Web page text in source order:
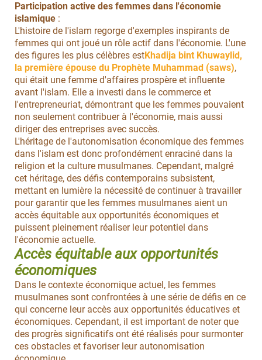
Participation active des femmes dans l'économie
islamique :
L'histoire de l'islam regorge d'exemples inspirants de
femmes qui ont joué un rôle actif dans l'économie. L'une
des figures les plus célèbres estKhadija bint Khuwaylid,
la première épouse du Prophète Muhammad (saws),
qui était une femme d'affaires prospère et influente
avant l'islam. Elle a investi dans le commerce et
l'entrepreneuriat, démontrant que les femmes pouvaient
non seulement contribuer à l'économie, mais aussi
diriger des entreprises avec succès.
L'héritage de l'autonomisation économique des femmes
dans l'islam est donc profondément enraciné dans la
religion et la culture musulmanes. Cependant, malgré
cet héritage, des défis contemporains subsistent,
mettant en lumière la nécessité de continuer à travailler
pour garantir que les femmes musulmanes aient un
accès équitable aux opportunités économiques et
puissent pleinement réaliser leur potentiel dans
l'économie actuelle.
Accès équitable aux opportunités
économiques
Dans le contexte économique actuel, les femmes
musulmanes sont confrontées à une série de défis en ce
qui concerne leur accès aux opportunités éducatives et
économiques. Cependant, il est important de noter que
des progrès significatifs ont été réalisés pour surmonter
ces obstacles et favoriser leur autonomisation